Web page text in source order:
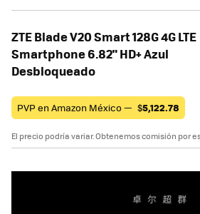
ZTE Blade V20 Smart 128G 4G LTE
Smartphone 6.82" HD+ Azul
Desbloqueado
PVP en Amazon México — $5,122.78
El precio podría variar. Obtenemos comisión por